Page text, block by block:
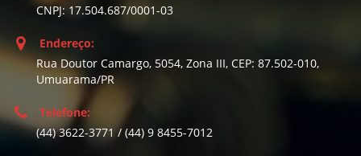
CNPJ: 17.504.687/0001-03
Endereço:
Rua Doutor Camargo, 5054, Zona III, CEP: 87.502-010,
Umuarama/PR
Telefone:
(44) 3622-3771 / (44) 9 8455-7012